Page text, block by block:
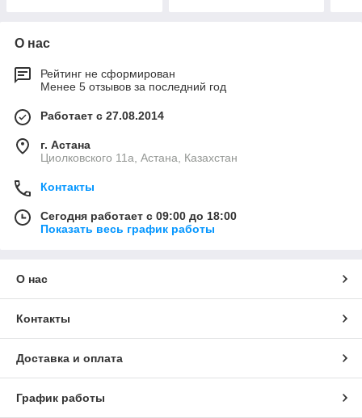
О нас
Рейтинг не сформирован
Менее 5 отзывов за последний год
Работает с 27.08.2014
г. Астана
Циолковского 11а, Астана, Казахстан
Контакты
Сегодня работает с 09:00 до 18:00
Показать весь график работы
О нас
Контакты
Доставка и оплата
График работы